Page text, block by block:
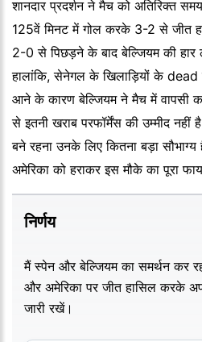
शानदार प्रदर्शन ने मैच को अतिरिक्त
125वें मिनट में गोल करके 3-2 से जीत
2-0 से पिछड़ने के बाद बेल्जियम की हार
हालांकि, सेनेगल के खिलाड़ियों के
आने के कारण बेल्जियम ने मैच में वापसी
से इतनी खराब परफॉर्मेंस की उम्मीद
बने रहना उनके लिए कितना बड़ा
अमेरिका को हराकर इस मौके का पूरा
निर्णय
मैं स्पेन और बेल्जियम का समर्थन कर
और अमेरिका पर जीत हासिल करके
जारी रखें।